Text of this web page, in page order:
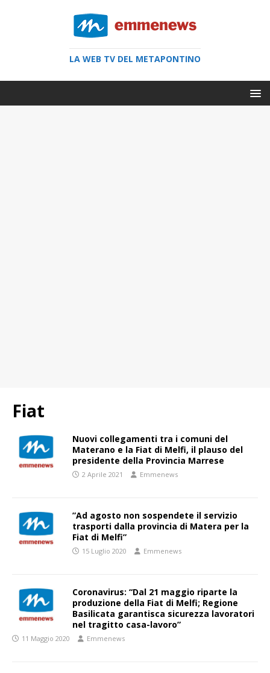
LA WEB TV DEL METAPONTINO
Fiat
Nuovi collegamenti tra i comuni del
Materano e la Fiat di Melfi, il plauso del
presidente della Provincia Marrese
2 Aprile 2021 Emmenews
”Ad agosto non sospendete il servizio
trasporti dalla provincia di Matera per la
Fiat di Melfi”
15 Luglio 2020 Emmenews
Coronavirus: “Dal 21 maggio riparte la
produzione della Fiat di Melfi; Regione
Basilicata garantisca sicurezza lavoratori
nel tragitto casa-lavoro”
11 Maggio 2020 Emmenews